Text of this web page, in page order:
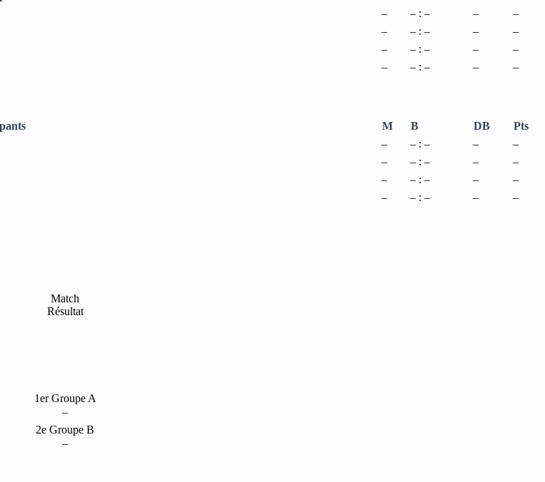
– – : – –
–
– – : – –
–
– – : – –
–
– – : – – –
M B DB
Pts
– – : – –
–
– – : – –
–
– – : – –
–
– – : – – –
Match
Résultat
1er Groupe A
–
2e Groupe B
–